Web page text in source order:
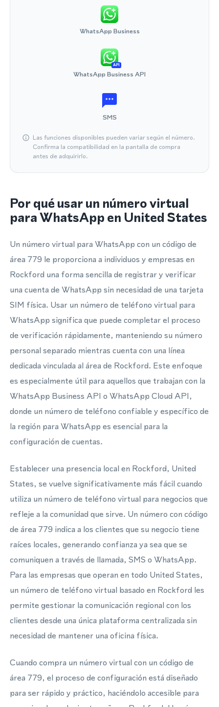
WhatsApp Business
API
WhatsApp Business API
SMS
Las funciones disponibles pueden variar según el número.
Confirma la compatibilidad en la pantalla de compra
antes de adquirirlo.
Por qué usar un número virtual
para WhatsApp en United States
Un número virtual para WhatsApp con un código de
área 779 le proporciona a individuos y empresas en
Rockford una forma sencilla de registrar y verificar
una cuenta de WhatsApp sin necesidad de una tarjeta
SIM física. Usar un número de teléfono virtual para
WhatsApp significa que puede completar el proceso
de verificación rápidamente, manteniendo su número
personal separado mientras cuenta con una línea
dedicada vinculada al área de Rockford. Este enfoque
es especialmente útil para aquellos que trabajan con la
WhatsApp Business API o WhatsApp Cloud API,
donde un número de teléfono confiable y específico de
la región para WhatsApp es esencial para la
configuración de cuentas.
Establecer una presencia local en Rockford, United
States, se vuelve significativamente más fácil cuando
utiliza un número de teléfono virtual para negocios que
refleje a la comunidad que sirve. Un número con código
de área 779 indica a los clientes que su negocio tiene
raíces locales, generando confianza ya sea que se
comuniquen a través de llamada, SMS o WhatsApp.
Para las empresas que operan en todo United States,
un número de teléfono virtual basado en Rockford les
permite gestionar la comunicación regional con los
clientes desde una única plataforma centralizada sin
necesidad de mantener una oficina física.
Cuando compra un número virtual con un código de
área 779, el proceso de configuración está diseñado
para ser rápido y práctico, haciéndolo accesible para